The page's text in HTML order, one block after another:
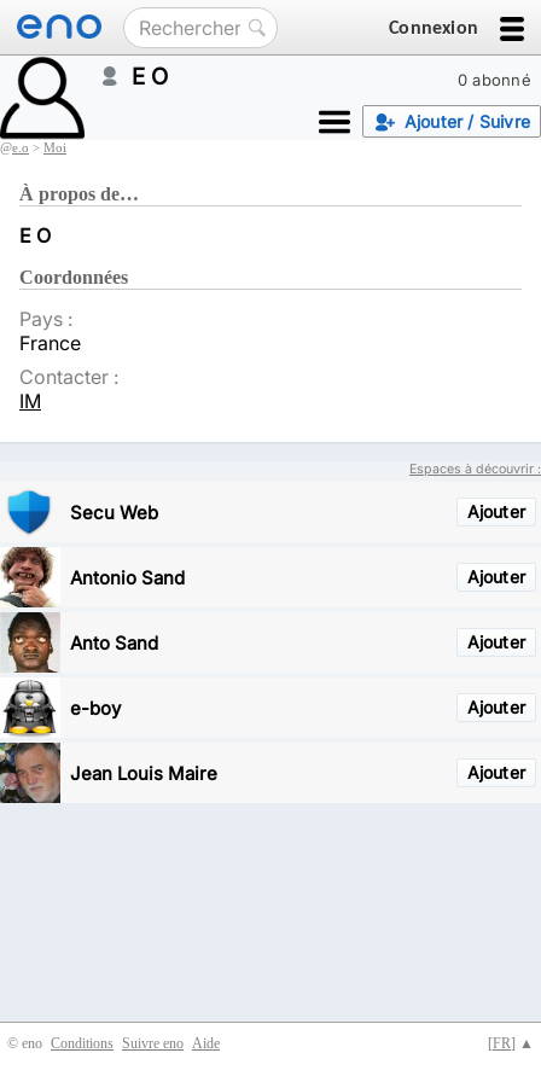
Connexion
0 abonné
E O
Ajouter / Suivre
@e.o > Moi
À propos de…
E O
Coordonnées
Pays :
France
Contacter :
IM
Espaces à découvrir :
Ajouter
Secu Web
Ajouter
Antonio Sand
Ajouter
Anto Sand
Ajouter
e-boy
Ajouter
Jean Louis Maire
© eno [FR] ▲
Conditions Suivre eno Aide